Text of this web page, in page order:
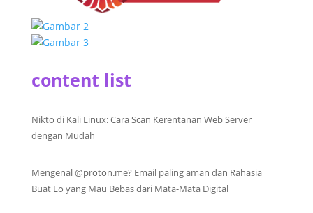
content list
Nikto di Kali Linux: Cara Scan Kerentanan Web Server
dengan Mudah
Mengenal @proton.me? Email paling aman dan Rahasia
Buat Lo yang Mau Bebas dari Mata-Mata Digital